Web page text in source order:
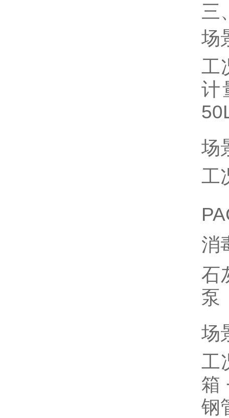
三
场
工
计
场
工
消
石
泵
场
工
箱
钢